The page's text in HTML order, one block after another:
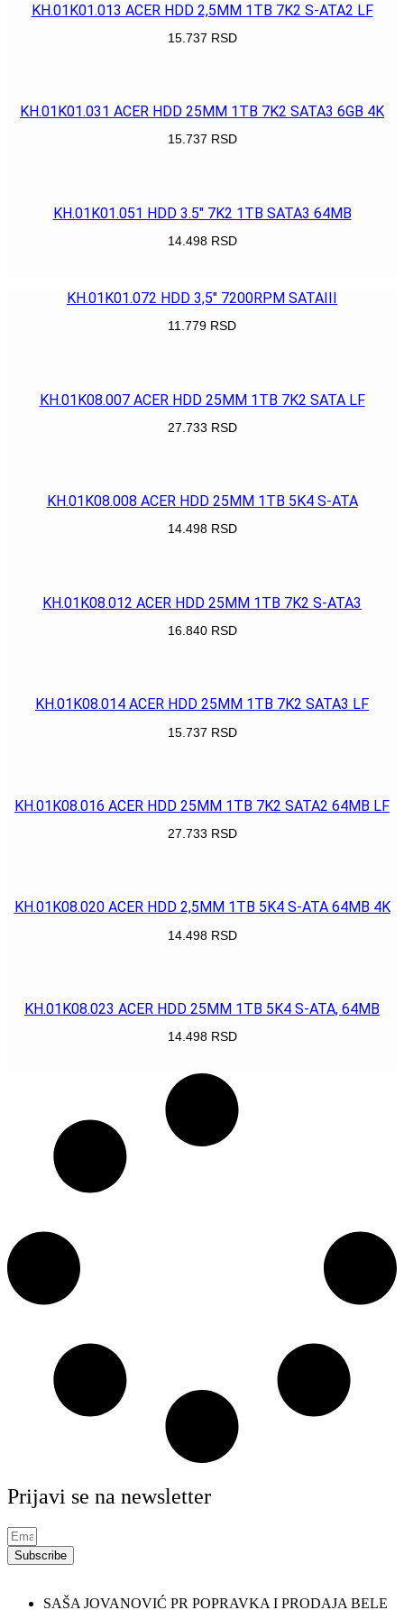
KH.01K01.013 ACER HDD 2,5MM 1TB 7K2 S-ATA2 LF
15.737 RSD
KH.01K01.031 ACER HDD 25MM 1TB 7K2 SATA3 6GB 4K
15.737 RSD
KH.01K01.051 HDD 3.5″ 7K2 1TB SATA3 64MB
14.498 RSD
KH.01K01.072 HDD 3,5″ 7200RPM SATAIII
11.779 RSD
KH.01K08.007 ACER HDD 25MM 1TB 7K2 SATA LF
27.733 RSD
KH.01K08.008 ACER HDD 25MM 1TB 5K4 S-ATA
14.498 RSD
KH.01K08.012 ACER HDD 25MM 1TB 7K2 S-ATA3
16.840 RSD
KH.01K08.014 ACER HDD 25MM 1TB 7K2 SATA3 LF
15.737 RSD
KH.01K08.016 ACER HDD 25MM 1TB 7K2 SATA2 64MB LF
27.733 RSD
KH.01K08.020 ACER HDD 2,5MM 1TB 5K4 S-ATA 64MB 4K
14.498 RSD
KH.01K08.023 ACER HDD 25MM 1TB 5K4 S-ATA, 64MB
14.498 RSD
Prijavi se na newsletter
Subscribe
SAŠA JOVANOVIĆ PR POPRAVKA I PRODAJA BELE